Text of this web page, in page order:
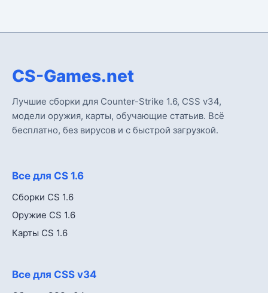
CS-Games.net
Лучшие сборки для Counter-Strike 1.6, CSS v34,
модели оружия, карты, обучающие статьив. Всё
бесплатно, без вирусов и с быстрой загрузкой.
Все для CS 1.6
Сборки CS 1.6
Оружие CS 1.6
Карты CS 1.6
Все для CSS v34